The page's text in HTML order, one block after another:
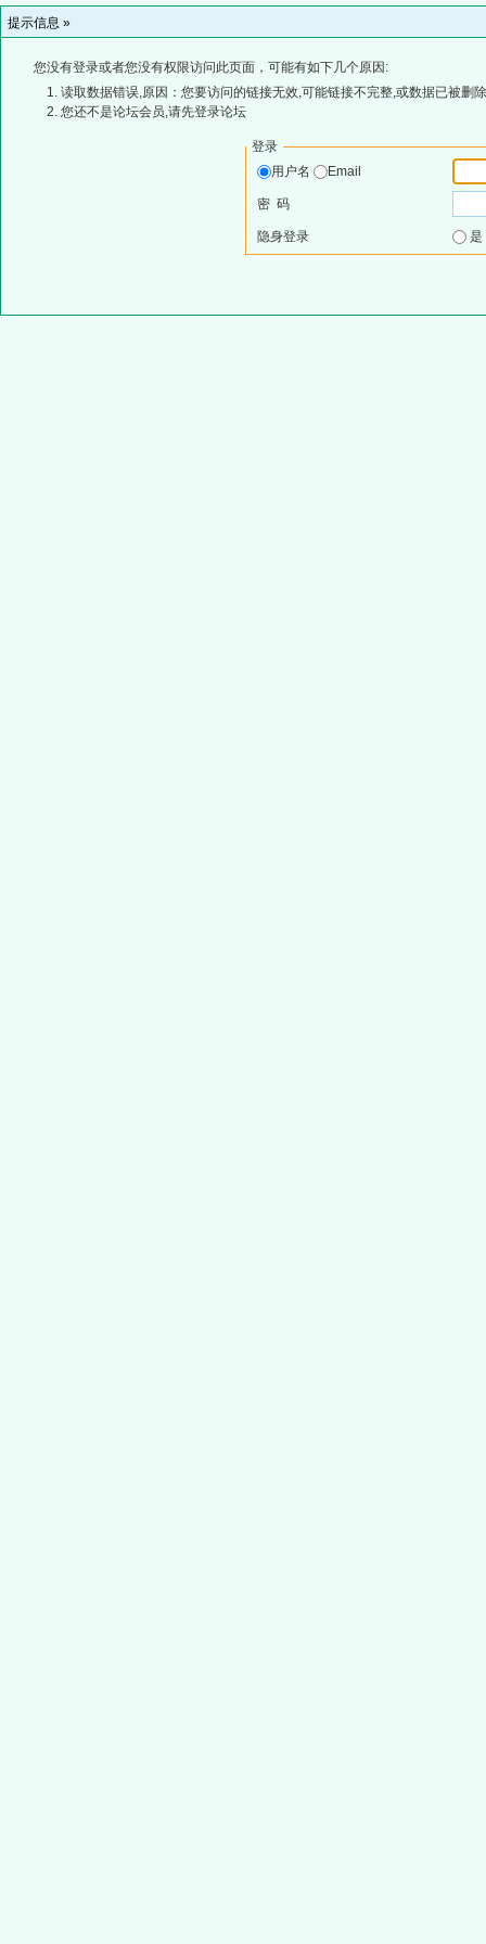
提示信息 »
您没有登录或者您没有权限访问此页面，可能有如下几个原因:
读取数据错误,原因：您要访问的链接无效,可能链接不完整,或数据已被删
您还不是论坛会员,请先登录论坛
登录
用户名
Email
密 码
隐身登录